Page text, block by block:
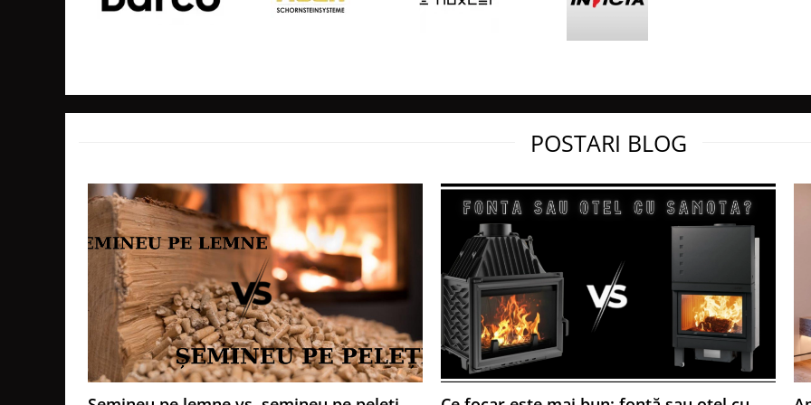
GRĂTARE PE GAZ
GRATARE CERAMICE
CUPTOARE PIZZA
GRATARE PREFABRICATE SI
CUPTOARE MODULARE
GRĂTARE SIMPLE
GRĂTARE COMPLEXE CU CUPTOR
CUPTOARE MODULARE
supapa termica de 97 grade pe serpentina de racire - serpentina de racire se
monteaza obligatoriu - vas de expansiune min. 10% din volumul de apa din
- Se instaleaza in circuit deschid si necesita obligatoriu: - vas expansiune
deschis cu plutitor metalic.
- Se instaleaza in circuit deschid+inchis (cel mai sigur sistem) si necesita
obligatoriu: - kit hidraulic cu pompe si schimbator in placi (vezi optiuni
suplimentare) - vas expansiune deschis cu plutitor metalic.
Extrase:
- Clapeta de tiraj pentru un consum scazut de lemne si penru a impedica
suprasolicitarea focarului.
- Optional focarul poate fi racordat la aerul din exterior
- Prevazut cu tevi, in conul focarului, pentru recuperarea suplimentara a
POSTARI BLOG